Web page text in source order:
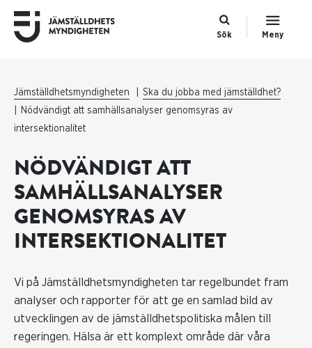
Sök Meny
Jämställdhetsmyndigheten
Ska du jobba med jämställdhet?
Nödvändigt att samhällsanalyser genomsyras av
intersektionalitet
NÖDVÄNDIGT ATT
SAMHÄLLSANALYSER
GENOMSYRAS AV
INTERSEKTIONALITET
Vi på Jämställdhetsmyndigheten tar regelbundet fram
analyser och rapporter för att ge en samlad bild av
utvecklingen av de jämställdhetspolitiska målen till
regeringen. Hälsa är ett komplext område där våra